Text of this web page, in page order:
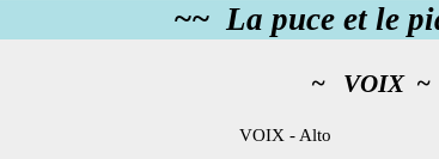
~~ La puce et le
~ VOIX ~
VOIX - Alto